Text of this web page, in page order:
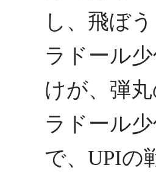
し、飛ぼ
ラドール
けが、弾
ラドール
で、UPIの